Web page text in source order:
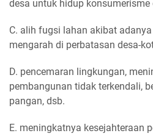
desa untuk hidup
C. alih fugsi lahan akibat
mengarah di perbatasan desa-
D. pencemaran lingkungan,
pembangunan tidak terkendali,
pangan, dsb.
E. meningkatnya kesejahteraan